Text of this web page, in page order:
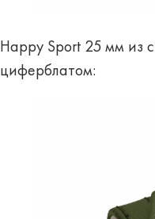
Happy Sport 25 мм из
циферблатом: